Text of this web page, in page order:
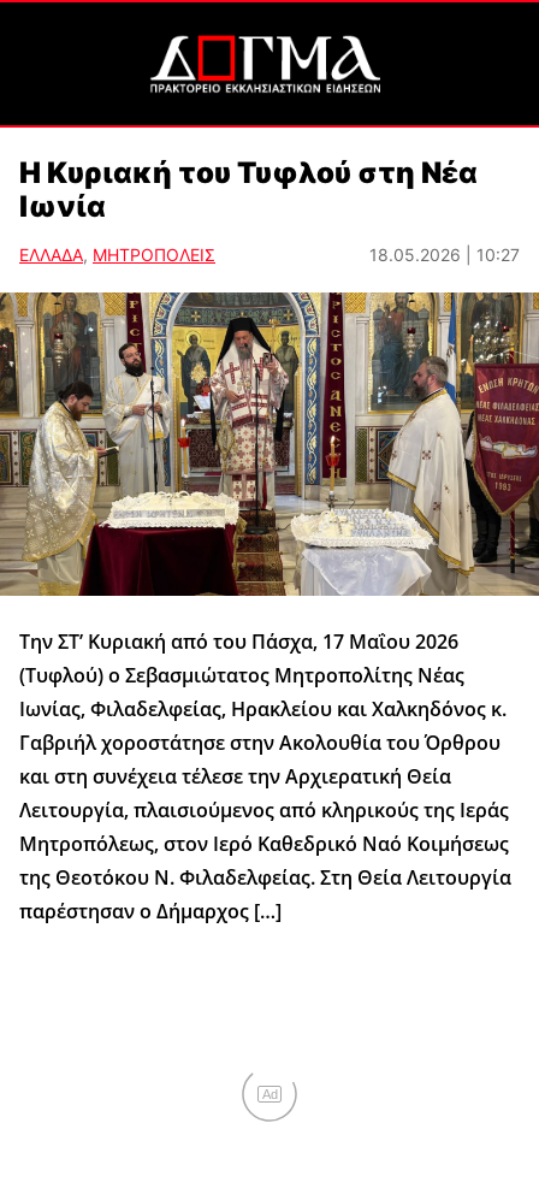
Η Κυριακή του Τυφλού στη Νέα
Ιωνία
ΕΛΛΑΔΑ, ΜΗΤΡΟΠΟΛΕΙΣ 18.05.2026 | 10:27
Την ΣΤ’ Κυριακή από του Πάσχα, 17 Μαΐου 2026
(Τυφλού) ο Σεβασμιώτατος Μητροπολίτης Νέας
Ιωνίας, Φιλαδελφείας, Ηρακλείου και Χαλκηδόνος κ.
Γαβριήλ χοροστάτησε στην Ακολουθία του Όρθρου
και στη συνέχεια τέλεσε την Αρχιερατική Θεία
Λειτουργία, πλαισιούμενος από κληρικούς της Ιεράς
Μητροπόλεως, στον Ιερό Καθεδρικό Ναό Κοιμήσεως
της Θεοτόκου Ν. Φιλαδελφείας. Στη Θεία Λειτουργία
παρέστησαν ο Δήμαρχος […]
Ad